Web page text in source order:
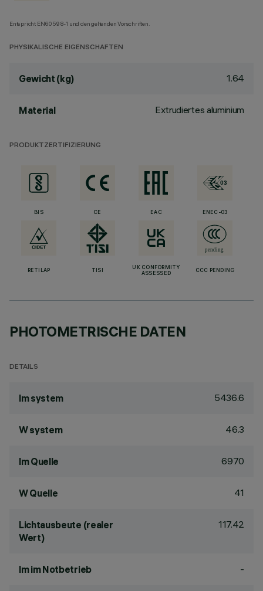
Entspricht EN60598-1 und den geltenden Vorschriften.
PHYSIKALISCHE EIGENSCHAFTEN
Gewicht (kg) 1.64
Material Extrudiertes aluminium
PRODUKTZERTIFIZIERUNG
BIS CE EAC ENEC-03
RETILAP TISI
UK CONFORMITY
ASSESSED
CCC PENDING
PHOTOMETRISCHE DATEN
DETAILS
lm system 5436.6
W system 46.3
lm Quelle 6970
W Quelle 41
Lichtausbeute (realer
Wert)
117.42
lm im Notbetrieb -